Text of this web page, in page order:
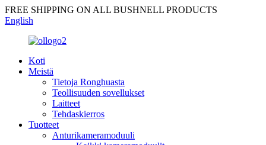
FREE SHIPPING ON ALL BUSHNELL PRODUCTS
English
Koti
Meistä
Tietoja Ronghuasta
Teollisuuden sovellukset
Laitteet
Tehdaskierros
Tuotteet
Anturikameramoduuli